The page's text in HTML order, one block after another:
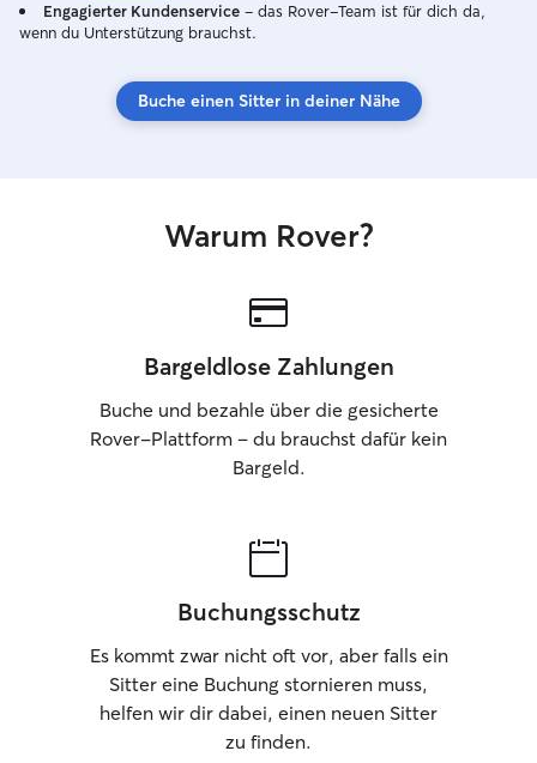
Engagierter Kundenservice – das Rover-Team ist für dich da,
wenn du Unterstützung brauchst.
Buche einen Sitter in deiner Nähe
Warum Rover?
Bargeldlose Zahlungen
Buche und bezahle über die gesicherte
Rover-Plattform – du brauchst dafür kein
Bargeld.
Buchungsschutz
Es kommt zwar nicht oft vor, aber falls ein
Sitter eine Buchung stornieren muss,
helfen wir dir dabei, einen neuen Sitter
zu finden.